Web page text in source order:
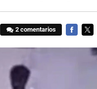
2 comentarios